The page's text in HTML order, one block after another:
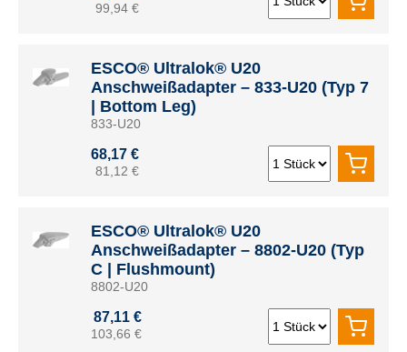
99,94 €
ESCO® Ultralok® U20
Anschweißadapter – 833-U20 (Typ 7
| Bottom Leg)
833-U20
68,17 €
81,12 €
ESCO® Ultralok® U20
Anschweißadapter – 8802-U20 (Typ
C | Flushmount)
8802-U20
87,11 €
103,66 €